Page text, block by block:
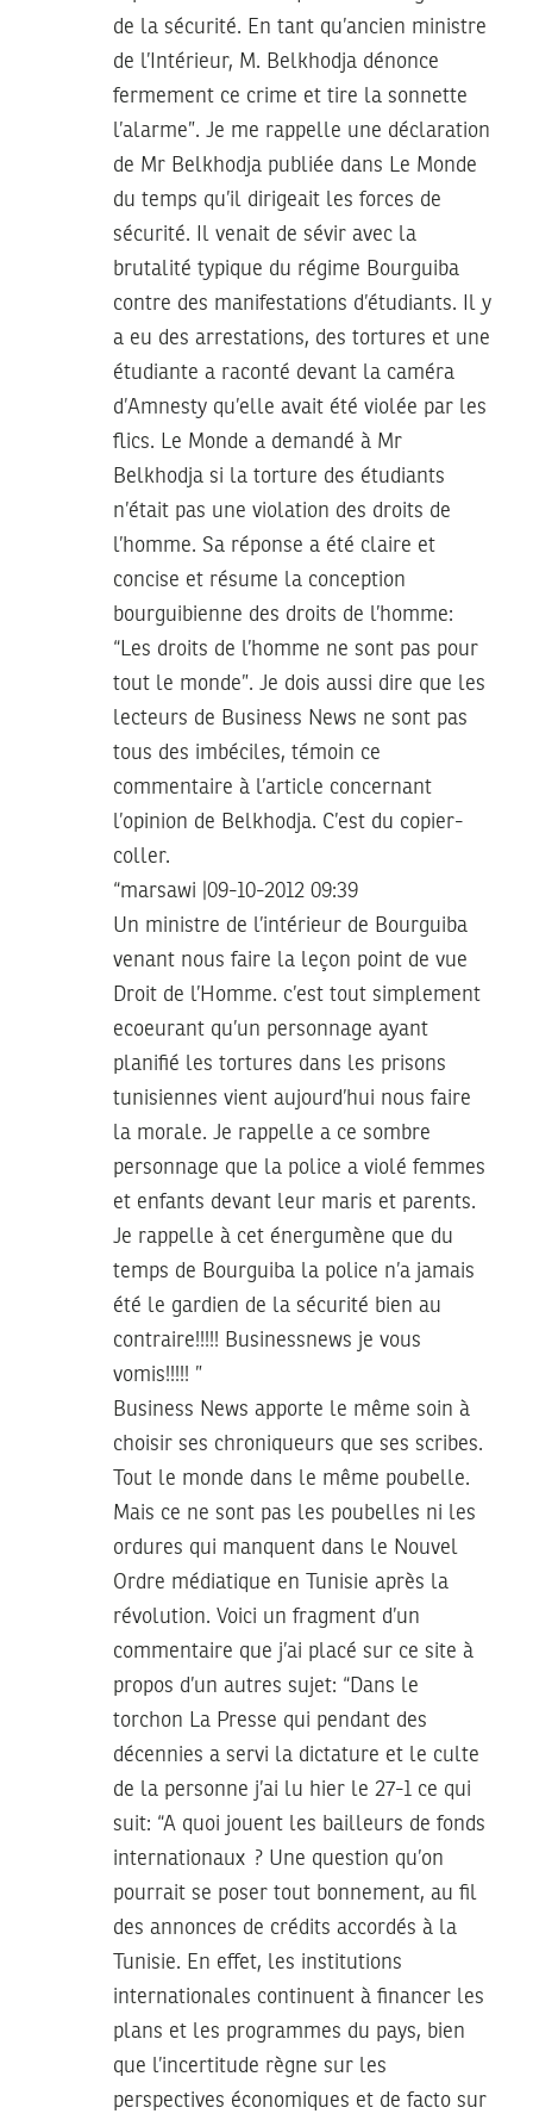
de la sécurité. En tant qu’ancien ministre
de l’Intérieur, M. Belkhodja dénonce
fermement ce crime et tire la sonnette
l’alarme”. Je me rappelle une déclaration
de Mr Belkhodja publiée dans Le Monde
du temps qu’il dirigeait les forces de
sécurité. Il venait de sévir avec la
brutalité typique du régime Bourguiba
contre des manifestations d’étudiants. Il y
a eu des arrestations, des tortures et une
étudiante a raconté devant la caméra
d’Amnesty qu’elle avait été violée par les
flics. Le Monde a demandé à Mr
Belkhodja si la torture des étudiants
n’était pas une violation des droits de
l’homme. Sa réponse a été claire et
concise et résume la conception
bourguibienne des droits de l’homme:
“Les droits de l’homme ne sont pas pour
tout le monde”. Je dois aussi dire que les
lecteurs de Business News ne sont pas
tous des imbéciles, témoin ce
commentaire à l’article concernant
l’opinion de Belkhodja. C’est du copier-
coller.
“marsawi |09-10-2012 09:39
Un ministre de l’intérieur de Bourguiba
venant nous faire la leçon point de vue
Droit de l’Homme. c’est tout simplement
ecoeurant qu’un personnage ayant
planifié les tortures dans les prisons
tunisiennes vient aujourd’hui nous faire
la morale. Je rappelle a ce sombre
personnage que la police a violé femmes
et enfants devant leur maris et parents.
Je rappelle à cet énergumène que du
temps de Bourguiba la police n’a jamais
été le gardien de la sécurité bien au
contraire!!!!! Businessnews je vous
vomis!!!!! ”
Business News apporte le même soin à
choisir ses chroniqueurs que ses scribes.
Tout le monde dans le même poubelle.
Mais ce ne sont pas les poubelles ni les
ordures qui manquent dans le Nouvel
Ordre médiatique en Tunisie après la
révolution. Voici un fragment d’un
commentaire que j’ai placé sur ce site à
propos d’un autres sujet: “Dans le
torchon La Presse qui pendant des
décennies a servi la dictature et le culte
de la personne j’ai lu hier le 27-1 ce qui
suit: “A quoi jouent les bailleurs de fonds
internationaux ? Une question qu’on
pourrait se poser tout bonnement, au fil
des annonces de crédits accordés à la
Tunisie. En effet, les institutions
internationales continuent à financer les
plans et les programmes du pays, bien
que l’incertitude règne sur les
perspectives économiques et de facto sur